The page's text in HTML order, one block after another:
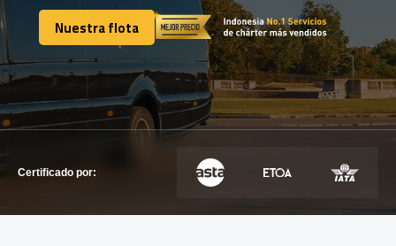
RECORRIDAS Show dropdown
Nuestra flota
Nuestra flota
Certificado por: